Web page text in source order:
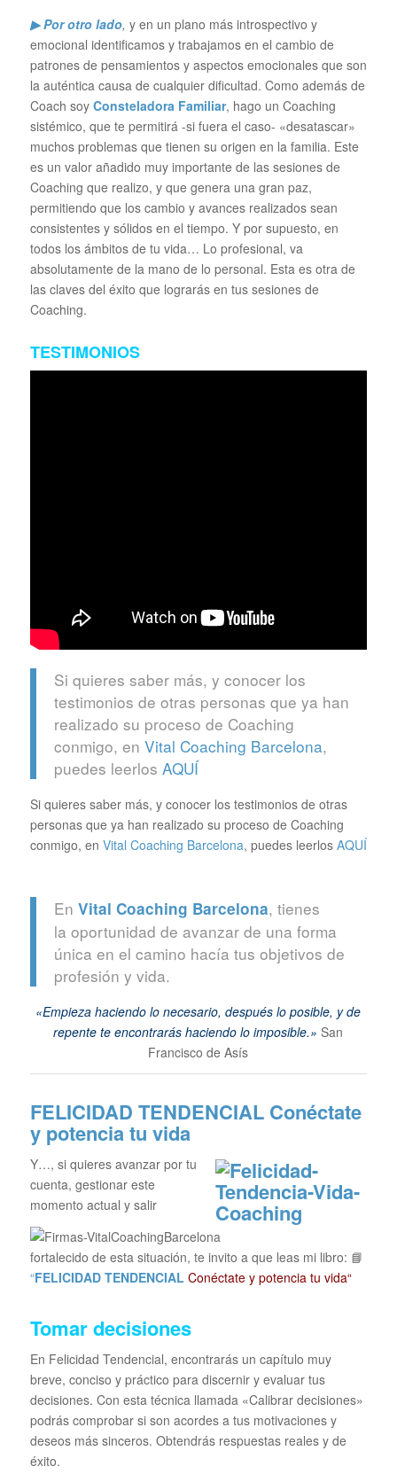
▶ Por otro lado, y en un plano más introspectivo y
emocional identificamos y trabajamos en el cambio de
patrones de pensamientos y aspectos emocionales que son
la auténtica causa de cualquier dificultad. Como además de
Coach soy Consteladora Familiar, hago un Coaching
sistémico, que te permitirá -si fuera el caso- «desatascar»
muchos problemas que tienen su origen en la familia. Este
es un valor añadido muy importante de las sesiones de
Coaching que realizo, y que genera una gran paz,
permitiendo que los cambio y avances realizados sean
consistentes y sólidos en el tiempo. Y por supuesto, en
todos los ámbitos de tu vida… Lo profesional, va
absolutamente de la mano de lo personal. Esta es otra de
las claves del éxito que lograrás en tus sesiones de
Coaching.
TESTIMONIOS
Si quieres saber más, y conocer los
testimonios de otras personas que ya han
realizado su proceso de Coaching
conmigo, en Vital Coaching Barcelona,
puedes leerlos AQUÍ
Si quieres saber más, y conocer los testimonios de otras
personas que ya han realizado su proceso de Coaching
conmigo, en Vital Coaching Barcelona, puedes leerlos AQUÍ
En Vital Coaching Barcelona, tienes
la oportunidad de avanzar de una forma
única en el camino hacía tus objetivos de
profesión y vida.
«Empieza haciendo lo necesario, después lo posible, y de
repente te encontrarás haciendo lo imposible.» San
Francisco de Asís
FELICIDAD TENDENCIAL Conéctate
y potencia tu vida
Y…, si quieres avanzar por tu
cuenta, gestionar este
momento actual y salir
fortalecido de esta situación, te invito a que leas mi libro: 📘
“FELICIDAD TENDENCIAL Conéctate y potencia tu vida“
Tomar decisiones
En Felicidad Tendencial, encontrarás un capítulo muy
breve, conciso y práctico para discernir y evaluar tus
decisiones. Con esta técnica llamada «Calibrar decisiones»
podrás comprobar si son acordes a tus motivaciones y
deseos más sinceros. Obtendrás respuestas reales y de
éxito.